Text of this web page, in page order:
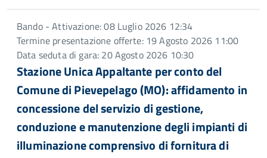
Bando - Attivazione: 08 Luglio 2026 12:34
Termine presentazione offerte: 19 Agosto 2026 11:00
Data seduta di gara: 20 Agosto 2026 10:30
Stazione Unica Appaltante per conto del
Comune di Pievepelago (MO): affidamento in
concessione del servizio di gestione,
conduzione e manutenzione degli impianti di
illuminazione comprensivo di fornitura di